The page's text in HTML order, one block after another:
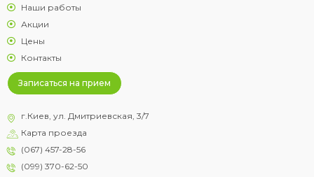
Наши работы
Акции
Цены
Контакты
Записаться на прием
г.Киев, ул. Дмитриевская, 3/7
Карта проезда
(067) 457-28-56
(099) 370-62-50